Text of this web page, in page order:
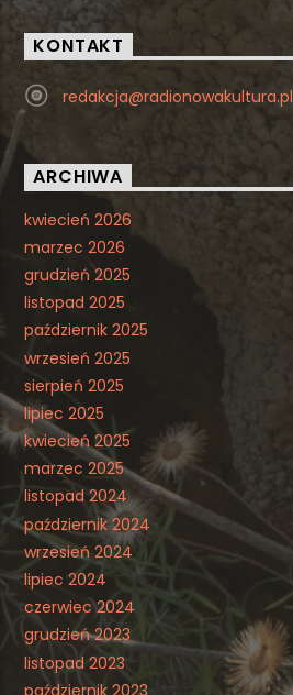
KONTAKT
redakcja@radionowakultura.pl
ARCHIWA
kwiecień 2026
marzec 2026
grudzień 2025
listopad 2025
październik 2025
wrzesień 2025
sierpień 2025
lipiec 2025
kwiecień 2025
marzec 2025
listopad 2024
październik 2024
wrzesień 2024
lipiec 2024
czerwiec 2024
grudzień 2023
listopad 2023
październik 2023